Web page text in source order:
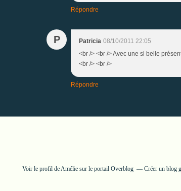
Répondre
P Patricia 08/10/2011 22:05
<br /> <br /> Avec une si belle
<br /> <br />
Répondre
Voir le profil de Amélie sur le portail Overblog Créer un blog